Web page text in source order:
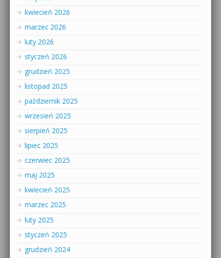
kwiecień 2026
marzec 2026
luty 2026
styczeń 2026
grudzień 2025
listopad 2025
październik 2025
wrzesień 2025
sierpień 2025
lipiec 2025
czerwiec 2025
maj 2025
kwiecień 2025
marzec 2025
luty 2025
styczeń 2025
grudzień 2024